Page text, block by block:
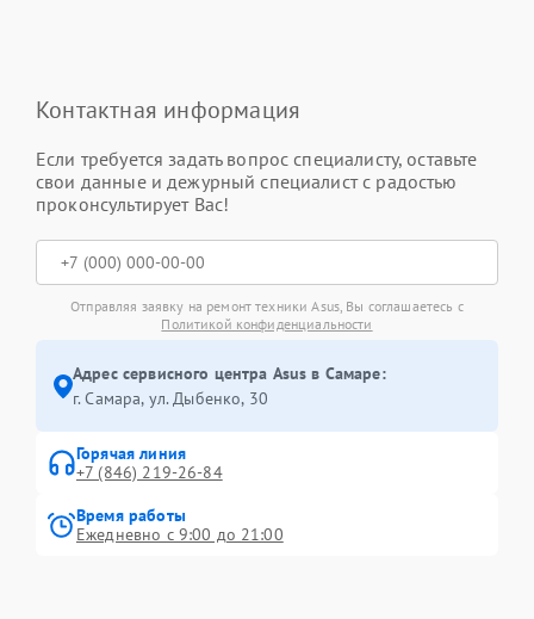
Контактная информация
Если требуется задать вопрос специалисту, оставьте
свои данные и дежурный специалист с радостью
проконсультирует Вас!
Отправляя заявку на ремонт техники Asus, Вы соглашаетесь с
Политикой конфиденциальности
Адрес сервисного центра Asus в Самаре:
г. Самара, ул. Дыбенко, 30
Горячая линия
+7 (846) 219-26-84
Время работы
Ежедневно с 9:00 до 21:00